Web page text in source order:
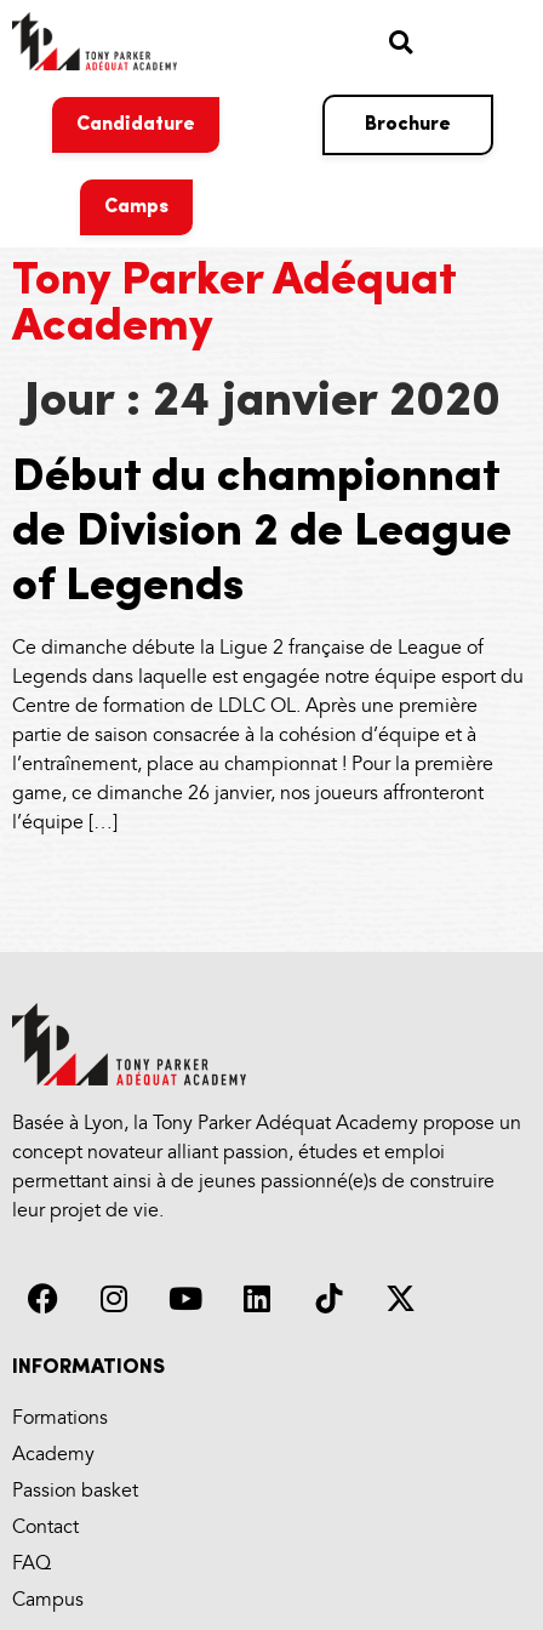
Candidature Brochure
Camps
Tony Parker Adéquat
Academy
Jour : 24 janvier 2020
Début du championnat
de Division 2 de League
of Legends
Ce dimanche débute la Ligue 2 française de League of
Legends dans laquelle est engagée notre équipe esport du
Centre de formation de LDLC OL. Après une première
partie de saison consacrée à la cohésion d’équipe et à
l’entraînement, place au championnat ! Pour la première
game, ce dimanche 26 janvier, nos joueurs affronteront
l’équipe […]
Basée à Lyon, la Tony Parker Adéquat Academy propose un
concept novateur alliant passion, études et emploi
permettant ainsi à de jeunes passionné(e)s de construire
leur projet de vie.
INFORMATIONS
Formations
Academy
Passion basket
Contact
FAQ
Campus